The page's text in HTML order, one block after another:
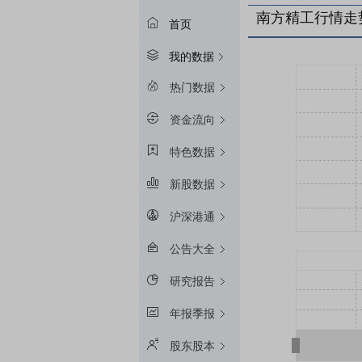
首页
我的数据
热门数据
资金流向
特色数据
新股数据
沪深港通
公告大全
研究报告
年报季报
股东股本
南方精工行情走